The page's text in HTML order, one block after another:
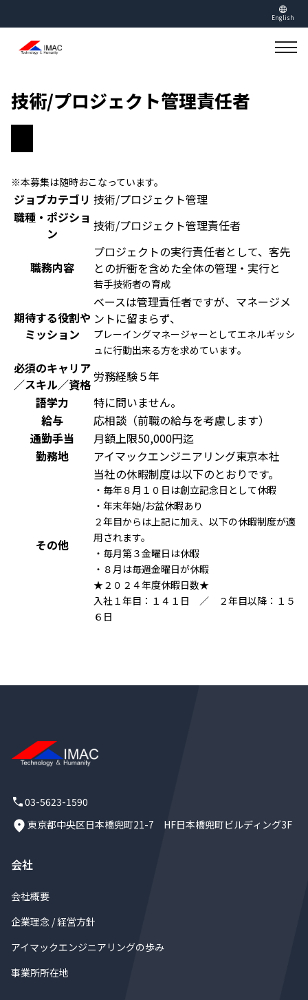
English
技術/プロジェクト管理責任者
※本募集は随時おこなっています。
ジョブカテゴリ 技術/プロジェクト管理
職種・ポジショ
ン
技術/プロジェクト管理責任者
職務内容
プロジェクトの実行責任者として、客先
との折衝を含めた全体の管理・実行と
若手技術者の育成
期待する役割や
ミッション
ベースは管理責任者ですが、マネージメ
ントに留まらず、
プレーイングマネージャーとしてエネルギッシ
ュに行動出来る方を求めています。
必須のキャリア
／スキル／資格 労務経験５年
語学力
特に問いません。
給与
応相談（前職の給与を考慮します）
通勤手当
月額上限50,000円迄
勤務地
アイマックエンジニアリング東京本社
その他
当社の休暇制度は以下のとおりです。
・毎年８月１０日は創立記念日として休暇
・年末年始/お盆休暇あり
２年目からは上記に加え、以下の休暇制度が適
用されます。
・毎月第３金曜日は休暇
・８月は毎週金曜日が休暇
★２０２４年度休暇日数★
入社１年目：１４１日 ／ ２年目以降：１５
６日
03-5623-1590
東京都中央区日本橋兜町21-7 HF日本橋兜町ビルディング3F
会社
会社概要
企業理念 / 経営方針
アイマックエンジニアリングの歩み
事業所所在地